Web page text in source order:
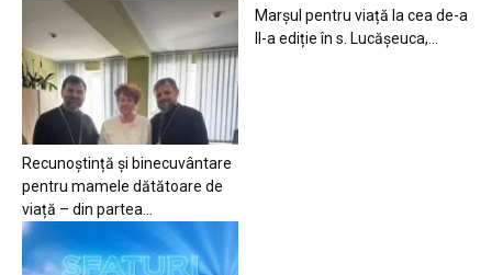
Recunoștință și binecuvântare
pentru mamele dătătoare de
viață – din partea...
Marșul pentru viață la cea de-a
II-a ediție în s. Lucășeuca,...